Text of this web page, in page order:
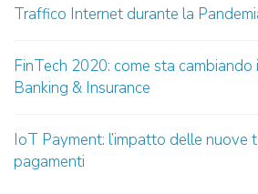
Traffico Internet durante la
FinTech 2020: come sta
Banking & Insurance
IoT Payment: l’impatto delle nuove
pagamenti